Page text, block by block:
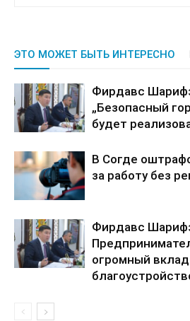
ЭТО МОЖЕТ БЫТЬ ИНТЕРЕСНО
Фирдавс
„Безопасный
будет
В Согде
за работу без
Фирдавс
огромный